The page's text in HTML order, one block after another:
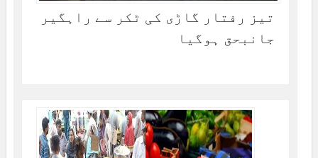
تیز رفتار گاڑی کی ٹکر سے راہگیر
جانبحق ہوگیا